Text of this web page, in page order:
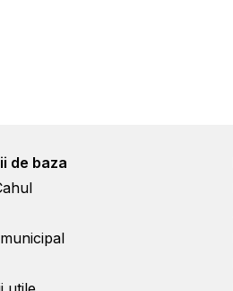
de baza